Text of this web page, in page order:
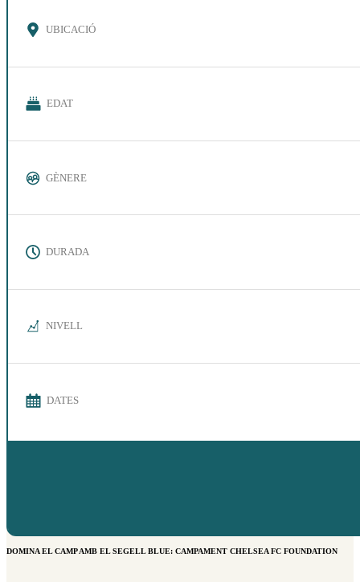
UBICACIÓ
EDAT
GÈNERE
DURADA
NIVELL
DATES
DOMINA EL CAMP AMB EL SEGELL BLUE: CAMPAMENT CHELSEA FC FOUNDATION